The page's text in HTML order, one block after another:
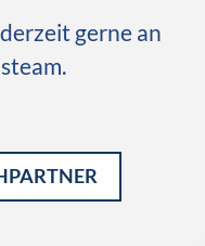
gerne an